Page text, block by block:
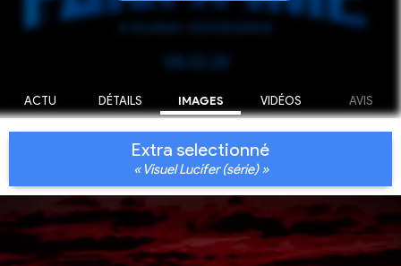
ACTU DÉTAILS IMAGES VIDÉOS AVIS
Extra selectionné
« Visuel Lucifer (série) »